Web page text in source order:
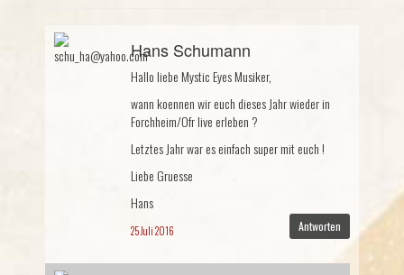
Hans Schumann
Hallo liebe Mystic Eyes Musiker,
wann koennen wir euch dieses Jahr wieder in
Forchheim/Ofr live erleben ?
Letztes Jahr war es einfach super mit euch !
Liebe Gruesse
Hans
25 Juli 2016 Antworten